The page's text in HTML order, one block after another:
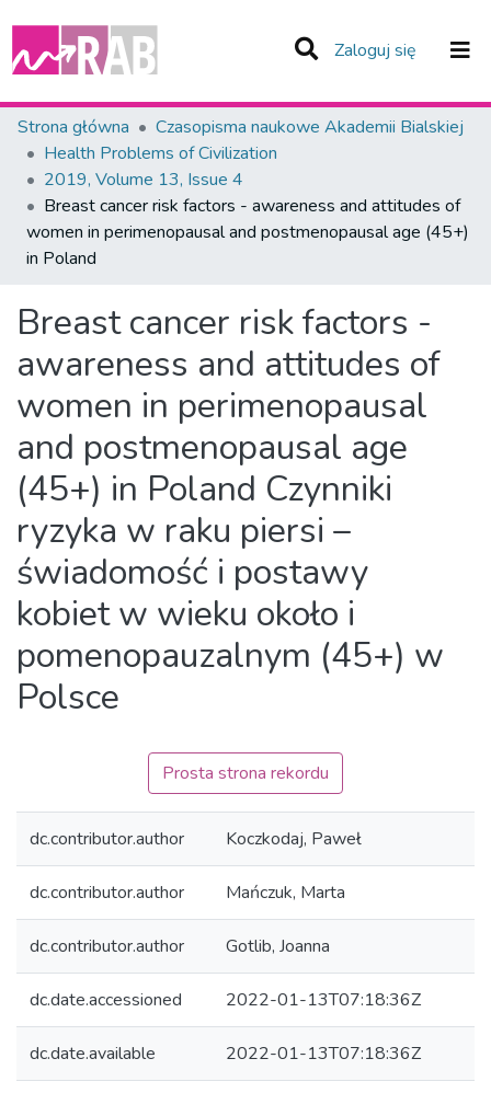
Zaloguj się (current)
Zespoły i Kolekcje
Statystyka
Całe Repozytorium
Strona główna
Czasopisma naukowe Akademii Bialskiej
Health Problems of Civilization
2019, Volume 13, Issue 4
Breast cancer risk factors - awareness and attitudes of
women in perimenopausal and postmenopausal age (45+)
in Poland
Breast cancer risk factors -
awareness and attitudes of
women in perimenopausal
and postmenopausal age
(45+) in Poland Czynniki
ryzyka w raku piersi –
świadomość i postawy
kobiet w wieku około i
pomenopauzalnym (45+) w
Polsce
Prosta strona rekordu
dc.contributor.author Koczkodaj, Paweł
dc.contributor.author Mańczuk, Marta
dc.contributor.author Gotlib, Joanna
dc.date.accessioned 2022-01-13T07:18:36Z
dc.date.available 2022-01-13T07:18:36Z